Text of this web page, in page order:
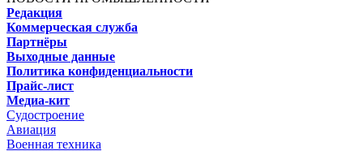
Редакция
Коммерческая служба
Партнёры
Выходные данные
Политика конфиденциальности
Прайс-лист
Медиа-кит
Судостроение
Авиация
Военная техника